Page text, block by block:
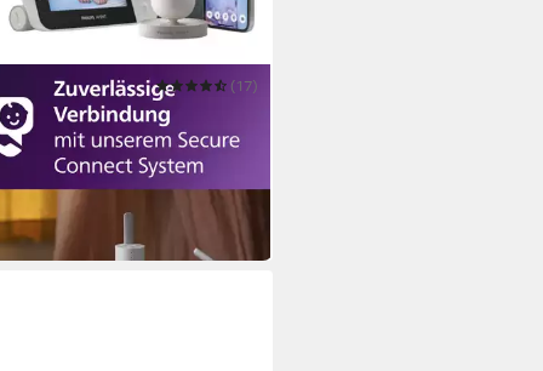
AVENT
Babyphone Connected
26
(17)
€ UVP249,99 €
bei dir